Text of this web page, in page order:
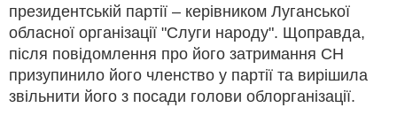
президентській партії – керівником Луганської
обласної організації "Слуги народу". Щоправда,
після повідомлення про його затримання СН
призупинило його членство у партії та вирішила
звільнити його з посади голови облорганізації.